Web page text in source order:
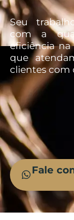
Seu
com a
eficiência
que
clientes com
Fale